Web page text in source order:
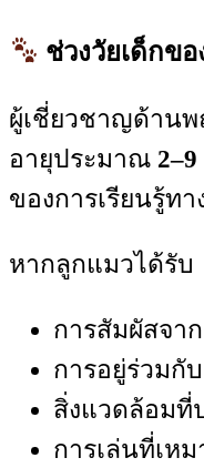
ช่วงวัยเด็กข
ผู้เชี่ยวชาญด้านพ
อายุประมาณ
ของการเรียนรู้ทา
หากลูกแมวได้รับ
การสัมผัสจา
การอยู่ร่วมกั
สิ่งแวดล้อมที่
การเล่นที่เหม